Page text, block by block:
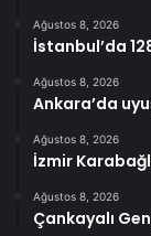
Ağustos 8, 2026
İstanbul’da
Ağustos 8, 2026
Ankara’da
Ağustos 8, 2026
İzmir
Ağustos 8, 2026
Çankayalı